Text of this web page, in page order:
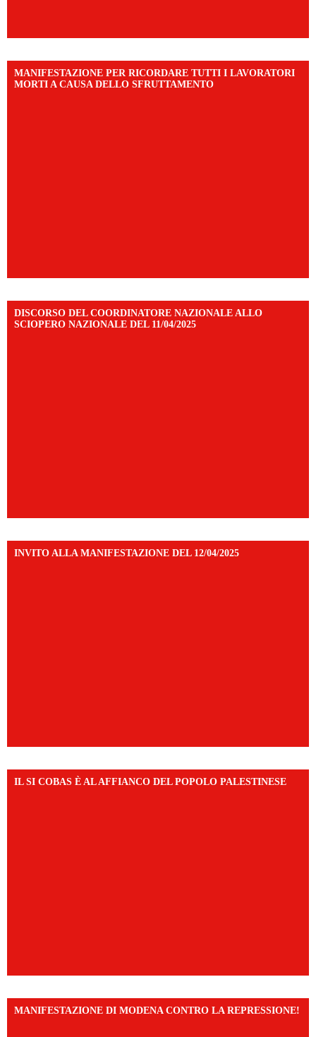
MANIFESTAZIONE PER RICORDARE TUTTI I LAVORATORI
MORTI A CAUSA DELLO SFRUTTAMENTO
DISCORSO DEL COORDINATORE NAZIONALE ALLO
SCIOPERO NAZIONALE DEL 11/04/2025
INVITO ALLA MANIFESTAZIONE DEL 12/04/2025
IL SI COBAS È AL AFFIANCO DEL POPOLO PALESTINESE
MANIFESTAZIONE DI MODENA CONTRO LA REPRESSIONE!